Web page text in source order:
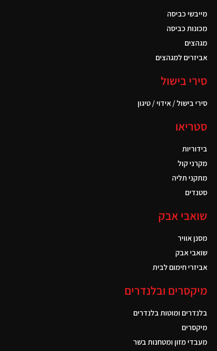
מייבשי כביסה
מכונות כביסה
מגהצים
אביזרים למגהצים
סירי בישול
סירי בישול / אידוי / טיגון
סטריאו
בידוריות
מקרני קול
מתקני תליה
סטנדים
שואבי אבק
מסנן אוויר
שואבי אבק
אביזרי חימום לבית
מיקסרים ובלנדרים
בלנדרים ומוטות בלנדרים
מיקסרים
מעבדי מזון ומטחנות בשר